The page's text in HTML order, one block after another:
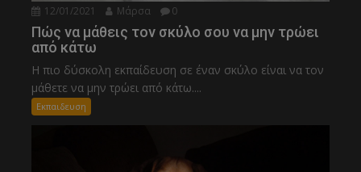
12/01/2021 Μάρσα 0
Πώς να μάθεις τον σκύλο σου να μην τρώει
από κάτω
Η πιο δύσκολη εκπαίδευση σε έναν σκύλο είναι να τον
μάθετε να μην τρώει από κάτω....
Εκπαιδευση